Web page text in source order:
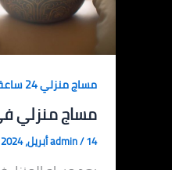
مساج منزلي 24 ساعة الرياض
مساج منزلي
admin/14 أبريل، 2024